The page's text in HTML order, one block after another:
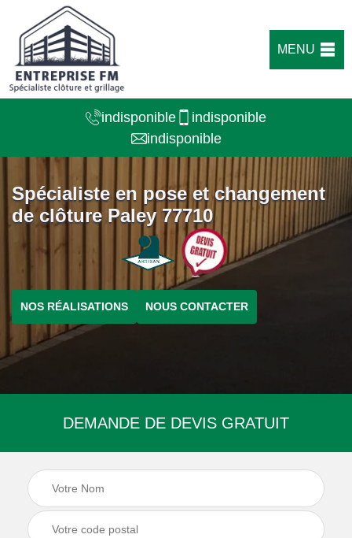
MENU
indisponible
indisponible
indisponible
Spécialiste en pose et changement
de clôture Paley 77710
NOS RÉALISATIONS NOUS CONTACTER
DEMANDE DE DEVIS GRATUIT